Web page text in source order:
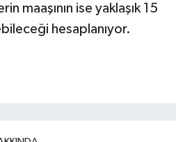
maaşının ise yaklaşık 15
hesaplanıyor.